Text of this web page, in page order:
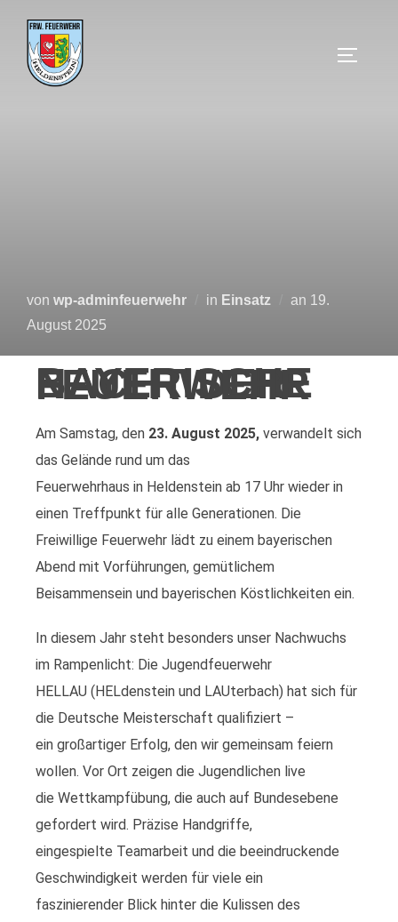
von wp-adminfeuerwehr in Einsatz an 19.
August 2025
BAYERISCHE NACHT DER FEUERWEHR
Am Samstag, den 23. August 2025, verwandelt sich
das Gelände rund um das
Feuerwehrhaus in Heldenstein ab 17 Uhr wieder in
einen Treffpunkt für alle Generationen. Die
Freiwillige Feuerwehr lädt zu einem bayerischen
Abend mit Vorführungen, gemütlichem
Beisammensein und bayerischen Köstlichkeiten ein.
In diesem Jahr steht besonders unser Nachwuchs
im Rampenlicht: Die Jugendfeuerwehr
HELLAU (HELdenstein und LAUterbach) hat sich für
die Deutsche Meisterschaft qualifiziert –
ein großartiger Erfolg, den wir gemeinsam feiern
wollen. Vor Ort zeigen die Jugendlichen live
die Wettkampfübung, die auch auf Bundesebene
gefordert wird. Präzise Handgriffe,
eingespielte Teamarbeit und die beeindruckende
Geschwindigkeit werden für viele ein
faszinierender Blick hinter die Kulissen des